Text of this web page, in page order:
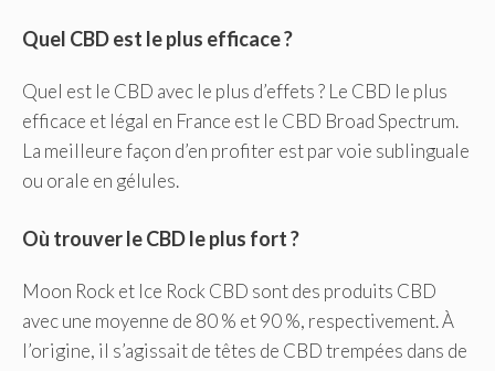
Quel CBD est le plus efficace ?
Quel est le CBD avec le plus d’effets ? Le CBD le plus
efficace et légal en France est le CBD Broad Spectrum.
La meilleure façon d’en profiter est par voie sublinguale
ou orale en gélules.
Où trouver le CBD le plus fort ?
Moon Rock et Ice Rock CBD sont des produits CBD
avec une moyenne de 80 % et 90 %, respectivement. À
l’origine, il s’agissait de têtes de CBD trempées dans de